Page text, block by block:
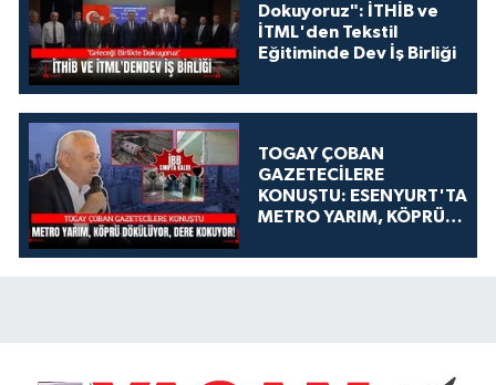
Dokuyoruz": İTHİB ve
İTML'den Tekstil
Eğitiminde Dev İş Birliği
TOGAY ÇOBAN
GAZETECİLERE
KONUŞTU: ESENYURT'TA
METRO YARIM, KÖPRÜ
KOKUYOR!